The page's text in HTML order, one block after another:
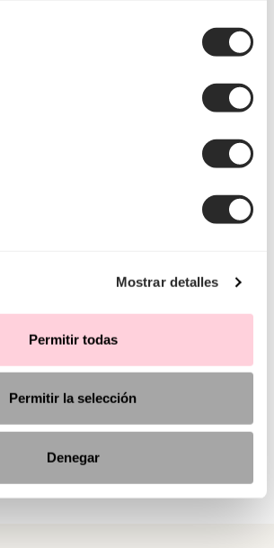
Mostrar detalles
Permitir todas
Permitir la selección
Denegar